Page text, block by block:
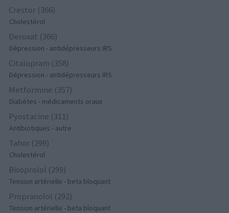
Crestor (366)
Cholestérol
Deroxat (366)
Dépression - antidépresseurs IRS
Citalopram (358)
Dépression - antidépresseurs IRS
Metformine (357)
Diabètes - médicaments oraux
Pyostacine (311)
Antibiotiques - autre
Tahor (299)
Cholestérol
Bisoprolol (299)
Tension artérielle - beta bloquant
Propranolol (292)
Tension artérielle - beta bloquant